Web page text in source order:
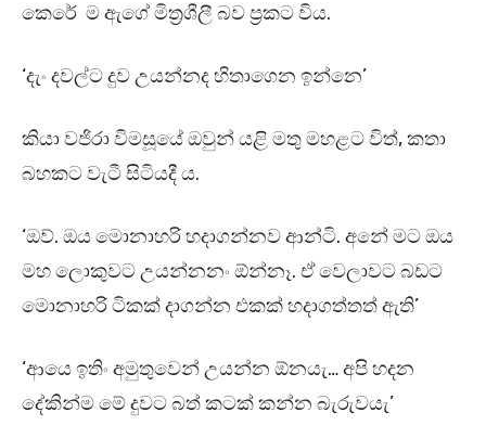
කෙරේ ම ඇගේ මිත්‍රශීලී බව ප්‍රකට විය.
‘දැං දවල්ට දුව උයන්නද හිතාගෙන ඉන්නෙ’
කියා වජිරා විමසූයේ ඔවුන් යළි මතු මහළට විත්, කතා
බහකට වැටී සිටියදී ය.
‘ඔව්. ඔය මොනාහරි හදාගන්නව ආන්ටි. අනේ මට ඔය
මහ ලොකුවට උයන්නනං ඕන්නෑ. ඒ වෙලාවට බඩට
මොනාහරි ටිකක් දාගන්න එකක් හදාගත්තත් ඇති’
‘ආයෙ ඉතිං අමුතුවෙන් උයන්න ඕනයැ… අපි හදන
දේකින්ම මේ දුවට බත් කටක් කන්න බැරුවයැ’